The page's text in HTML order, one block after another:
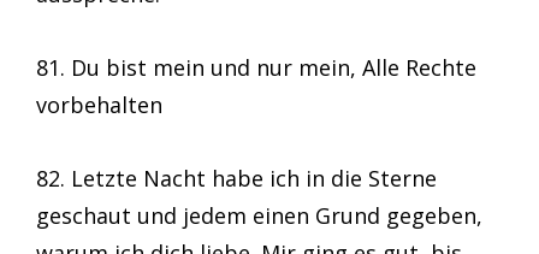
81. Du bist mein und nur mein, Alle Rechte
vorbehalten
82. Letzte Nacht habe ich in die Sterne
geschaut und jedem einen Grund gegeben,